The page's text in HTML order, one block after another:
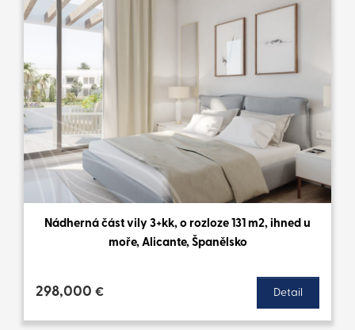
Nádherná část vily 3+kk, o rozloze 131 m2, ihned u
moře, Alicante, Španělsko
298,000 € Detail